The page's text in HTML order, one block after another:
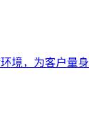
境，为客户量身